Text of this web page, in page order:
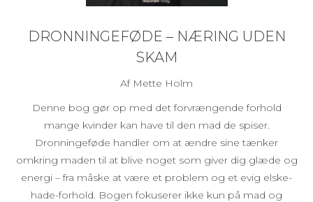
DRONNINGEFØDE – NÆRING UDEN
SKAM
Af Mette Holm
Denne bog gør op med det forvrængende forhold
mange kvinder kan have til den mad de spiser.
Dronningeføde handler om at ændre sine tænker
omkring maden til at blive noget som giver dig glæde og
energi – fra måske at være et problem og et evig elske-
hade-forhold. Bogen fokuserer ikke kun på mad og